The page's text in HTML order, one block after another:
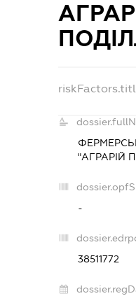
"АГРАРІЙ
-
38511772